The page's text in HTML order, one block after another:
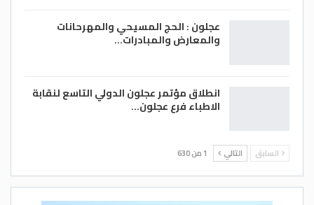
عجلون : الحج المسيحي والمهرحانات
والمعارض والمبادرات…
انطلاق مؤتمر عجلون الدولي التاسع لنقابة
الاطباء فرع عجلون…
السابق التالي 1 من 630